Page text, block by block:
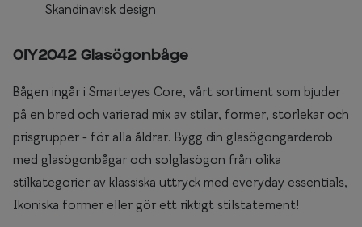
Skandinavisk design
0IY2042 Glasögonbåge
Bågen ingår i Smarteyes Core, vårt sortiment som bjuder
på en bred och varierad mix av stilar, former, storlekar och
prisgrupper - för alla åldrar. Bygg din glasögongarderob
med glasögonbågar och solglasögon från olika
stilkategorier av klassiska uttryck med everyday essentials,
Ikoniska former eller gör ett riktigt stilstatement!